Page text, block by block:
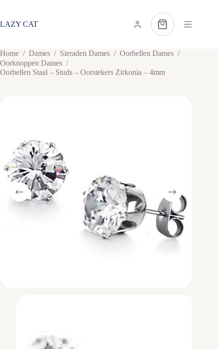
de
LAZY CAT Winkelwagen
Home / Dames / Sieraden Dames / Oorbellen Dames /
Oorknoppen Dames /
Oorbellen Staal – Studs – Oorstekers Zirkonia – 4mm